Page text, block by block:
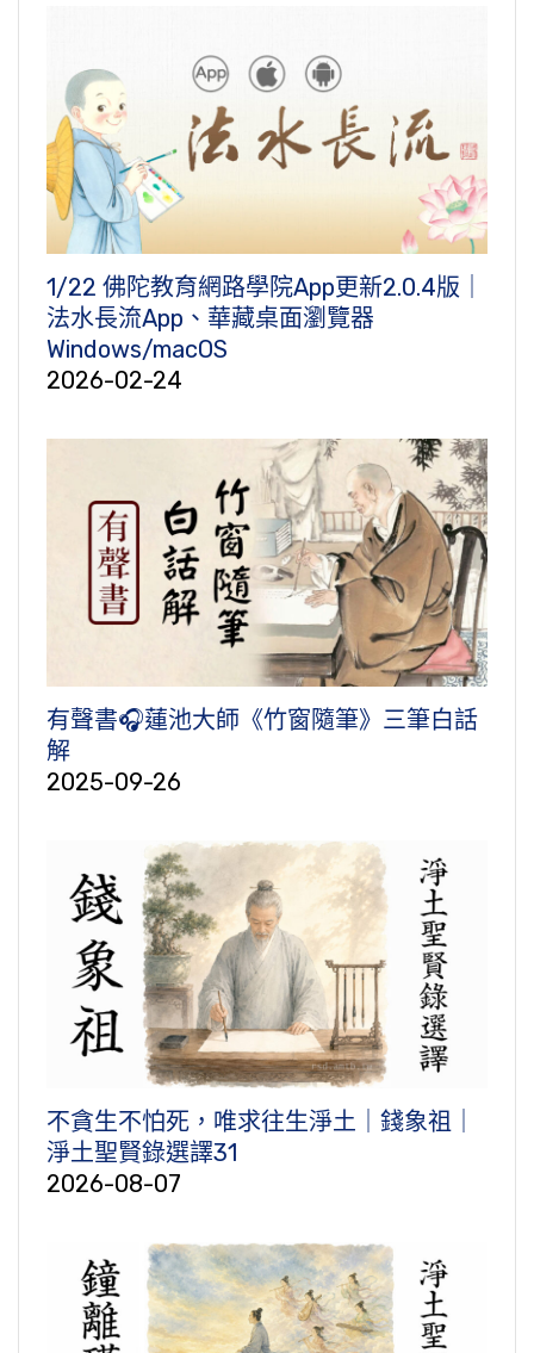
1/22 佛陀教育網路學院App更新2.0.4版｜
法水長流App、華藏桌面瀏覽器
Windows/macOS
2026-02-24
有聲書🎧蓮池大師《竹窗隨筆》三筆白話
解
2025-09-26
不貪生不怕死，唯求往生淨土｜錢象祖｜
淨土聖賢錄選譯31
2026-08-07